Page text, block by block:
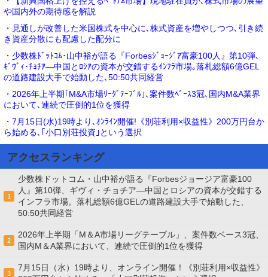
や国内外の期待感を解説
・見通しが改善した米国株式を中心に､株式資産を増やしつつ､引き続
き資産分散にも配慮した配分に
・少数株ﾄﾞｯﾄｺﾑ･山中裕が語る『Forbesｼﾞｮｰｼﾞｱ富豪100人』第10弾､
ｷﾞｳﾞｨ･ﾁｮﾁｱ―中国とﾛｼｱの資本が交錯するｲﾝﾌﾗ市場｡落札総額6億GEL
の道路建設大手で始動した､50:50共同経営
・2026年上半期｢M&A市場ﾘｰｸﾞﾃｰﾌﾞﾙ｣､案件数ﾍﾞｰｽ3冠､国内M&A業界
において､連続で圧倒的1位を獲得
・7月15日(水)19時より､ｵﾝﾗｲﾝ開催!《別荘利用×収益性》200万円台か
ら始める､｢小口別荘投資｣という選択
アクセスランキング
1
少数株ドットコム・山中裕が語る『Forbesジョージア富豪100
人』第10弾、ギヴィ・チョチア―中国とロシアの資本が交錯する
インフラ市場。落札総額6億GELの道路建設大手で始動した、
50:50共同経営
2
2026年上半期「M＆A市場リーグテーブル」、案件数ベース3冠、
国内M＆A業界において、連続で圧倒的1位を獲得
3
7月15日（水）19時より、オンライン開催！《別荘利用×収益性》